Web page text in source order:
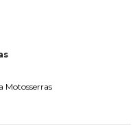
Motosserras